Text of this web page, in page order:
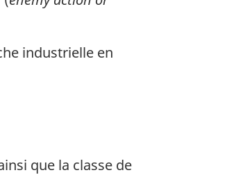
industrielle en
que la classe de